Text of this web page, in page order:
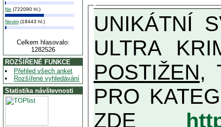
Ne (722090 hl.)
Nevim (18443 hl.)
Celkem hlasovalo:
1282526
ROZŠÍŘENÉ FUNKCE
Přehled všech anket
Rozšířené vyhledávání
Statistika návštevnosti
UNIKÁTNÍ SVĚDECTVÍ ZE SOUČASNOSTI: PŘEDSEDA VLASTIZRÁDNÉ VLÁDY KGB MIMOŘÁDNĚ DETAILNĚ O
ULTRA
POSTIŽEN,
PRO KATEGORII TĚCH VŮBEC
ZDE